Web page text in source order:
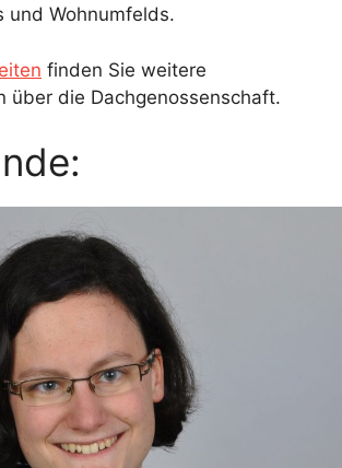
und Wohnumfelds.
finden Sie weitere
über die Dachgenossenschaft.